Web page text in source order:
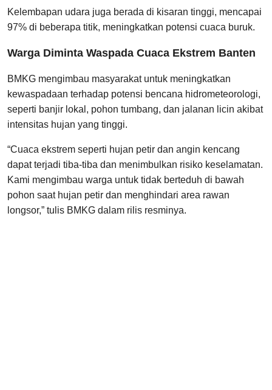
Kelembapan udara juga berada di kisaran tinggi, mencapai
97% di beberapa titik, meningkatkan potensi cuaca buruk.
Warga Diminta Waspada Cuaca Ekstrem Banten
BMKG mengimbau masyarakat untuk meningkatkan
kewaspadaan terhadap potensi bencana hidrometeorologi,
seperti banjir lokal, pohon tumbang, dan jalanan licin akibat
intensitas hujan yang tinggi.
“Cuaca ekstrem seperti hujan petir dan angin kencang
dapat terjadi tiba-tiba dan menimbulkan risiko keselamatan.
Kami mengimbau warga untuk tidak berteduh di bawah
pohon saat hujan petir dan menghindari area rawan
longsor,” tulis BMKG dalam rilis resminya.